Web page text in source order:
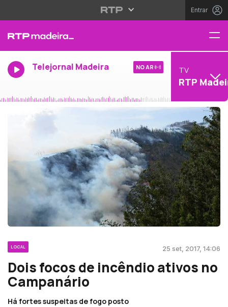
Entrar
Telejornal Madeira NO AR TV
RTP
LOCAL 25 set, 2017, 14:06
Dois focos de incêndio ativos no
Campanário
Há fortes suspeitas de fogo posto